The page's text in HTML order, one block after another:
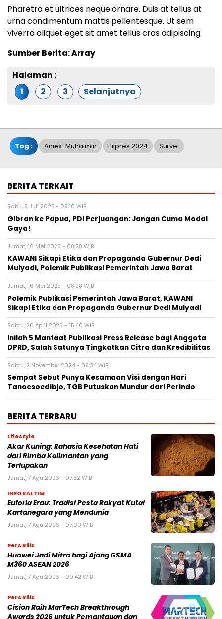
Pharetra et ultrices neque ornare. Duis at tellus at
urna condimentum mattis pellentesque. Ut sem
viverra aliquet eget sit amet tellus cras adipiscing.
Sumber Berita: Array
Halaman :
1
2 3 Selanjutnya
Tag : Anies-Muhaimin Pilpres 2024 Survei
BERITA TERKAIT
Rabu, 9 Juli 2025 - 09:10 WIB
Gibran ke Papua, PDI Perjuangan: Jangan Cuma Modal
Gaya!
Jumat, 16 Mei 2025 - 08:28 WIB
KAWANI Sikapi Etika dan Propaganda Gubernur Dedi
Mulyadi, Polemik Publikasi Pemerintah Jawa Barat
Jumat, 16 Mei 2025 - 08:28 WIB
Polemik Publikasi Pemerintah Jawa Barat, KAWANI
Sikapi Etika dan Propaganda Gubernur Dedi Mulyadi
Sabtu, 26 April 2025 - 15:40 WIB
Inilah 5 Manfaat Publikasi Press Release bagi Anggota
DPRD, Salah Satunya Tingkatkan Citra dan Kredibilitas
Sabtu, 2 November 2024 - 09:34 WIB
Sempat Sebut Punya Kesamaan Visi dengan Hari
Tanoesoedibjo, TGB Putuskan Mundur dari Perindo
BERITA TERBARU
Lifestyle
Akar Kuning: Rahasia Kesehatan Hati
dari Rimba Kalimantan yang
Terlupakan
Jumat, 7 Agu 2026 - 07:32 WIB
INFO KALTIM
Euforia Erau: Tradisi Pesta Rakyat Kutai
Kartanegara yang Mendunia
Jumat, 7 Agu 2026 - 07:00 WIB
Pers Rilis
Huawei Jadi Mitra bagi Ajang GSMA
M360 ASEAN 2026
Jumat, 7 Agu 2026 - 00:42 WIB
Pers Rilis
Cision Raih MarTech Breakthrough
Awards 2026 untuk Pemantauan dan